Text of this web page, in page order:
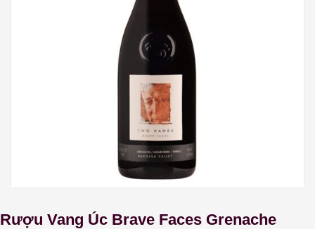
Rượu Vang Úc Brave Faces Grenache